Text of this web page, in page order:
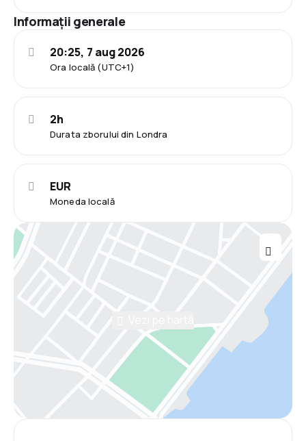
Informații generale
Ora locală (UTC+1)
20:25, 7 aug 2026
Durata zborului din Londra
2h
Moneda locală
EUR